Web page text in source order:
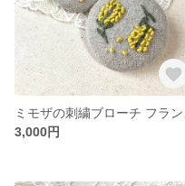
3,000円